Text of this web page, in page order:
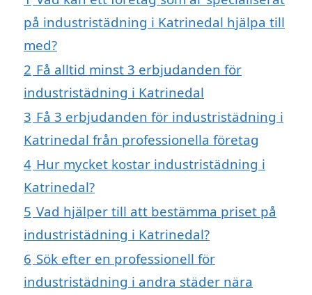
på industristädning i Katrinedal hjälpa till
med?
2 Få alltid minst 3 erbjudanden för
industristädning i Katrinedal
3 Få 3 erbjudanden för industristädning i
Katrinedal från professionella företag
4 Hur mycket kostar industristädning i
Katrinedal?
5 Vad hjälper till att bestämma priset på
industristädning i Katrinedal?
6 Sök efter en professionell för
industristädning i andra städer nära